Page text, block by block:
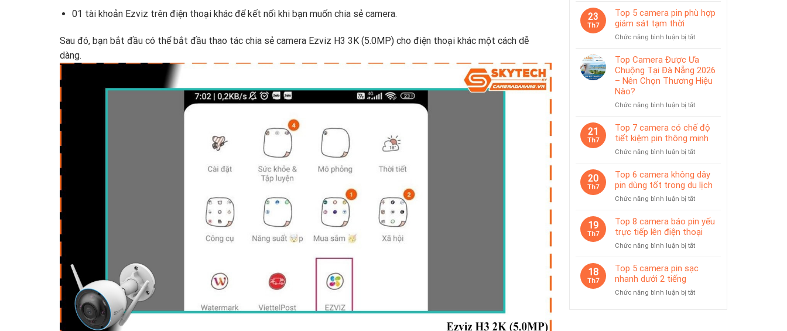
01 tài khoản Ezviz trên điện thoại khác để kết nối khi bạn muốn chia sẻ camera.
Sau đó, bạn bắt đầu có thể bắt đầu thao tác chia sẻ camera Ezviz H3 3K (5.0MP) cho điện thoại khác một cách dễ
dàng.
rời
8
camera
pin
nước
IP65
23
Th7
Top 5 camera pin phù hợp
giám sát tạm thời
Chức năng bình luận bị tắtở
5
camera
pin
phù
giám
tạm
thời
Top Camera Được Ưa
Chuộng Tại Đà Nẵng 2026
– Nên Chọn Thương Hiệu
Nào?
Chức năng bình luận bị tắtở
Camera
Được
Chuộng
Đà
Nẵng
Chọn
Thương
Hiệu
21
Th7
Top 7 camera có chế độ
tiết kiệm pin thông minh
Chức năng bình luận bị tắtở
camera
chế
tiết
kiệm
20
Th7
Top 6 camera không dây
pin dùng tốt trong du lịch
Chức năng bình luận bị tắtở
6
camera
không
dây
dùng
19
Th7
Top 8 camera báo pin yếu
trực tiếp lên điện thoại
Chức năng bình luận bị tắtở
8
pin
18
Th7
Top 5 camera pin sạc
nhanh dưới 2 tiếng
Chức năng bình luận bị tắtở